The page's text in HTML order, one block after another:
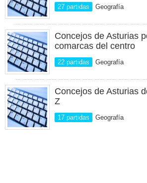
27 partidas Geografía
Concejos de Asturias
comarcas del centro
22 partidas Geografía
Concejos de Asturias
Z
17 partidas Geografía